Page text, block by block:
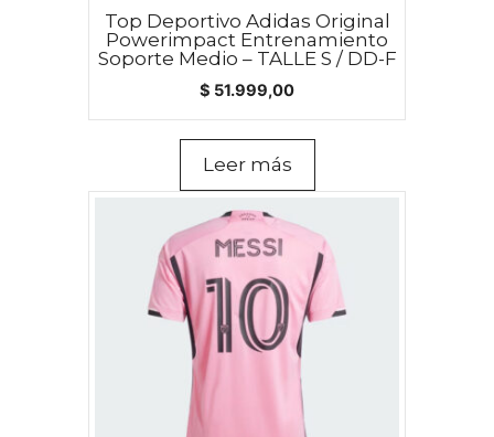
Top Deportivo Adidas Original
Powerimpact Entrenamiento
Soporte Medio – TALLE S / DD-F
$ 51.999,00
Leer más
múltiples
variantes.